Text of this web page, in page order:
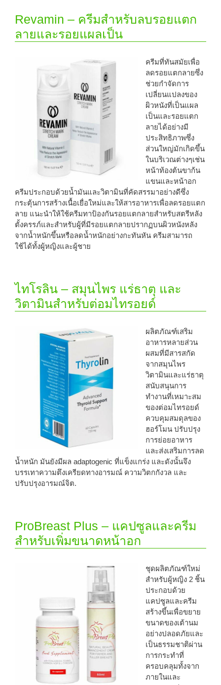
Revamin – ครีมสำหรับลบรอยแตก
ลายและรอยแผลเป็น
ครีมที่ทันสมัยเพื่อ
ลดรอยแตกลายซึ่ง
ช่วยกำจัดการ
เปลี่ยนแปลงของ
ผิวหนังที่เป็นแผล
เป็นและรอยแตก
ลายได้อย่างมี
ประสิทธิภาพซึ่ง
ส่วนใหญ่มักเกิดขึ้น
ในบริเวณต่างๆเช่น
หน้าท้องต้นขาก้น
แขนและหน้าอก
ครีมประกอบด้วยน้ำมันและวิตามินที่คัดสรรมาอย่างดีซึ่ง
กระตุ้นการสร้างเนื้อเยื่อใหม่และให้สารอาหารเพื่อลดรอยแตก
ลาย แนะนำให้ใช้ครีมทาป้องกันรอยแตกลายสำหรับสตรีหลัง
ตั้งครรภ์และสำหรับผู้ที่มีรอยแตกลายปรากฏบนผิวหนังหลัง
จากน้ำหนักขึ้นหรือลดน้ำหนักอย่างกะทันหัน ครีมสามารถ
ใช้ได้ทั้งผู้หญิงและผู้ชาย
ไทโรลิน – สมุนไพร แร่ธาตุ และ
วิตามินสำหรับต่อมไทรอยด์
ผลิตภัณฑ์เสริม
อาหารหลายส่วน
ผสมที่มีสารสกัด
จากสมุนไพร
วิตามินและแร่ธาตุ
สนับสนุนการ
ทำงานที่เหมาะสม
ของต่อมไทรอยด์
ควบคุมสมดุลของ
ฮอร์โมน ปรับปรุง
การย่อยอาหาร
และส่งเสริมการลด
น้ำหนัก มันยังมีผล adaptogenic ที่แข็งแกร่ง และดังนั้นจึง
บรรเทาความตึงเครียดทางอารมณ์ ความวิตกกังวล และ
ปรับปรุงอารมณ์จิต.
ProBreast Plus – แคปซูลและครีม
สำหรับเพิ่มขนาดหน้าอก
ชุดผลิตภัณฑ์ใหม่
สำหรับผู้หญิง 2 ชิ้น
ประกอบด้วย
แคปซูลและครีม
สร้างขึ้นเพื่อขยาย
ขนาดของเต้านม
อย่างปลอดภัยและ
เป็นธรรมชาติผ่าน
การกระทำที่
ครอบคลุมทั้งจาก
ภายในและ